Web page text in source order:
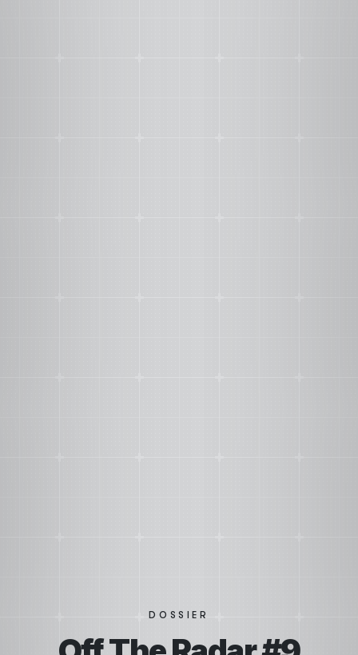
DOSSIER